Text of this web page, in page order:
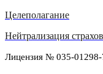
Целеполагание
Нейтрализация страхов
Лицензия № 035-01298-